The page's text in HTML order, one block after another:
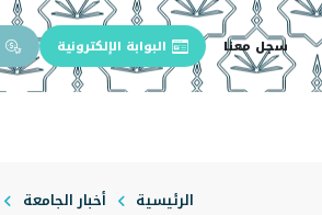
سجل معنا البوابة الإلكترونية
الرئيسية أخبار الجامعة